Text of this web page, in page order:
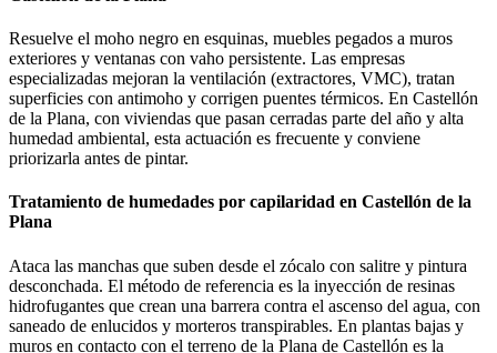
Resuelve el moho negro en esquinas, muebles pegados a muros
exteriores y ventanas con vaho persistente. Las empresas
especializadas mejoran la ventilación (extractores, VMC), tratan
superficies con antimoho y corrigen puentes térmicos. En Castellón
de la Plana, con viviendas que pasan cerradas parte del año y alta
humedad ambiental, esta actuación es frecuente y conviene
priorizarla antes de pintar.
Tratamiento de humedades por capilaridad en Castellón de la
Plana
Ataca las manchas que suben desde el zócalo con salitre y pintura
desconchada. El método de referencia es la inyección de resinas
hidrofugantes que crean una barrera contra el ascenso del agua, con
saneado de enlucidos y morteros transpirables. En plantas bajas y
muros en contacto con el terreno de la Plana de Castellón es la